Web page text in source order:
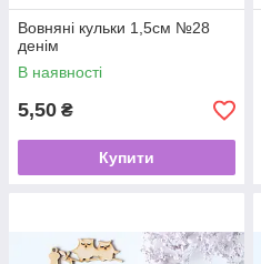
Вовняні кульки 1,5см №28
денім
В наявності
5,50 ₴
Купити